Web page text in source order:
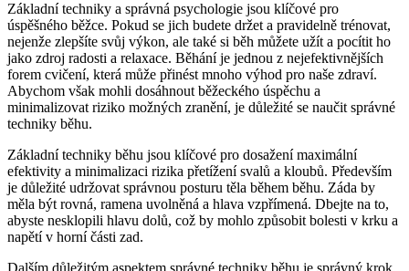
Základní techniky a správná psychologie jsou klíčové pro
úspěšného běžce. Pokud se jich budete držet a pravidelně trénovat,
nejenže zlepšíte svůj výkon, ale také si běh můžete užít a pocítit ho
jako zdroj radosti a relaxace. Běhání je jednou z nejefektivnějších
forem cvičení, která může přinést mnoho výhod pro naše zdraví.
Abychom však mohli dosáhnout běžeckého úspěchu a
minimalizovat riziko možných zranění, je důležité se naučit správné
techniky běhu.
Základní techniky běhu jsou klíčové pro dosažení maximální
efektivity a minimalizaci rizika přetížení svalů a kloubů. Především
je důležité udržovat správnou posturu těla během běhu. Záda by
měla být rovná, ramena uvolněná a hlava vzpřímená. Dbejte na to,
abyste nesklopili hlavu dolů, což by mohlo způsobit bolesti v krku a
napětí v horní části zad.